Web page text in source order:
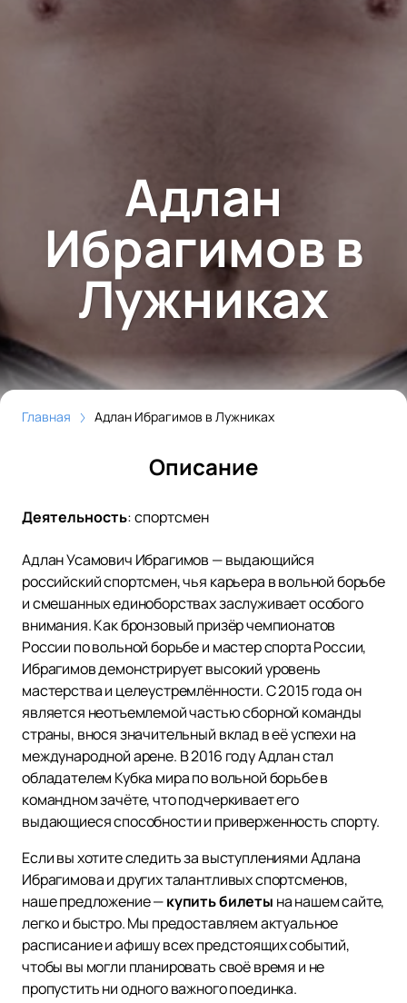
Адлан
Ибрагимов в
Лужниках
Главная Адлан Ибрагимов в Лужниках
Описание
Деятельность:спортсмен
Адлан Усамович Ибрагимов — выдающийся
российский спортсмен, чья карьера в вольной борьбе
и смешанных единоборствах заслуживает особого
внимания. Как бронзовый призёр чемпионатов
России по вольной борьбе и мастер спорта России,
Ибрагимов демонстрирует высокий уровень
мастерства и целеустремлённости. С 2015 года он
является неотъемлемой частью сборной команды
страны, внося значительный вклад в её успехи на
международной арене. В 2016 году Адлан стал
обладателем Кубка мира по вольной борьбе в
командном зачёте, что подчеркивает его
выдающиеся способности и приверженность спорту.
Если вы хотите следить за выступлениями Адлана
Ибрагимова и других талантливых спортсменов,
наше предложение —купить билеты на нашем сайте,
легко и быстро. Мы предоставляем актуальное
расписание и афишу всех предстоящих событий,
чтобы вы могли планировать своё время и не
пропустить ни одного важного поединка.